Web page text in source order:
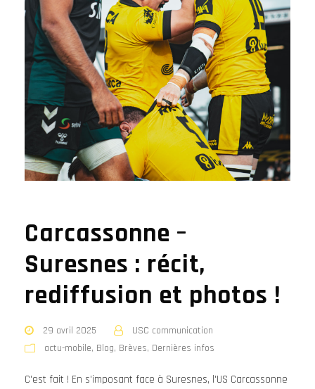
Carcassonne –
Suresnes : récit,
rediffusion et photos !
29 avril 2025
USC communication
actu-mobile, Blog, Brèves, Dernières infos
C'est fait ! En s'imposant face à Suresnes, l'US Carcassonne